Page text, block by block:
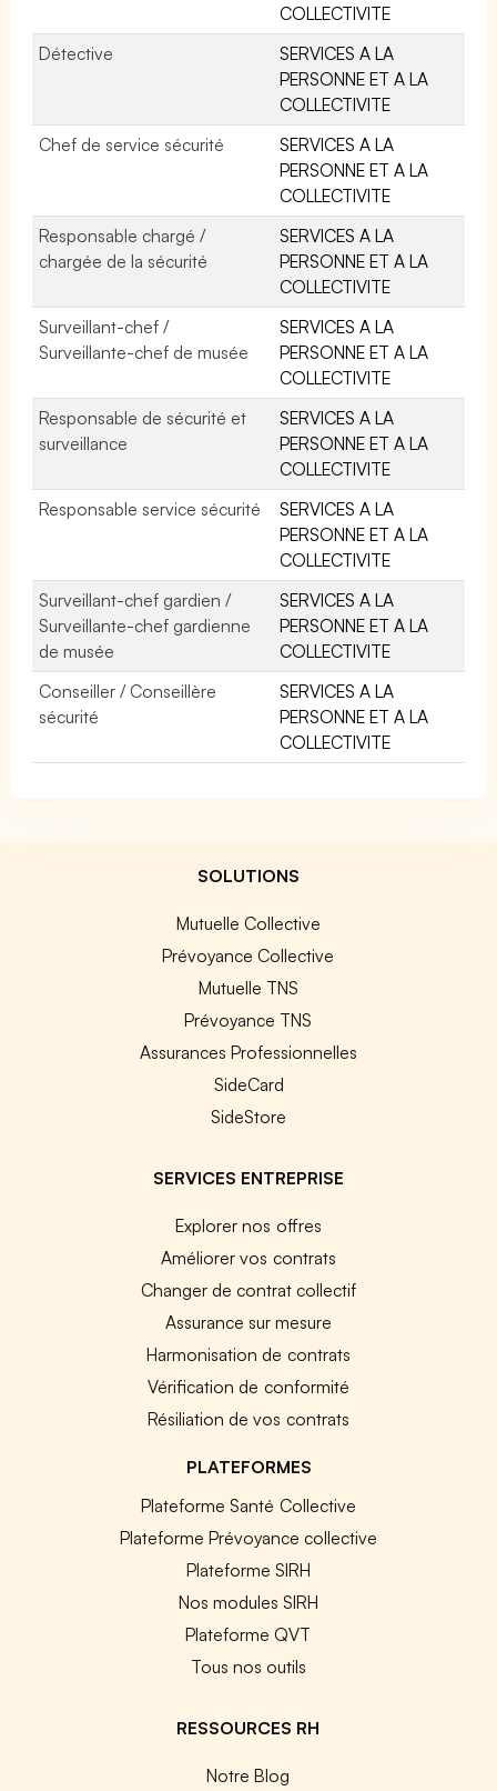
COLLECTIVITE
Détective
SERVICES A LA
PERSONNE ET A LA
COLLECTIVITE
Chef de service sécurité
SERVICES A LA
PERSONNE ET A LA
COLLECTIVITE
Responsable chargé /
chargée de la sécurité
SERVICES A LA
PERSONNE ET A LA
COLLECTIVITE
Surveillant-chef /
Surveillante-chef de musée
SERVICES A LA
PERSONNE ET A LA
COLLECTIVITE
Responsable de sécurité et
surveillance
SERVICES A LA
PERSONNE ET A LA
COLLECTIVITE
Responsable service sécurité
SERVICES A LA
PERSONNE ET A LA
COLLECTIVITE
Surveillant-chef gardien /
Surveillante-chef gardienne
de musée
SERVICES A LA
PERSONNE ET A LA
COLLECTIVITE
Conseiller / Conseillère
sécurité
SERVICES A LA
PERSONNE ET A LA
COLLECTIVITE
SOLUTIONS
Mutuelle Collective
Prévoyance Collective
Mutuelle TNS
Prévoyance TNS
Assurances Professionnelles
SideCard
SideStore
SERVICES ENTREPRISE
Explorer nos offres
Améliorer vos contrats
Changer de contrat collectif
Assurance sur mesure
Harmonisation de contrats
Vérification de conformité
Résiliation de vos contrats
PLATEFORMES
Plateforme Santé Collective
Plateforme Prévoyance collective
Plateforme SIRH
Nos modules SIRH
Plateforme QVT
Tous nos outils
RESSOURCES RH
Notre Blog